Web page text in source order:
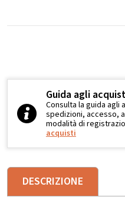
Guida agli
Consulta la guida agli
spedizioni, accesso,
modalità di
acquisti
DESCRIZIONE